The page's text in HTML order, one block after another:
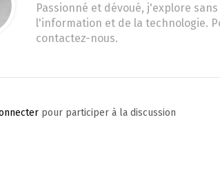
Passionné et dévoué, j'explore
l'information et de la technologie.
contactez-nous.
pour participer à la discussion